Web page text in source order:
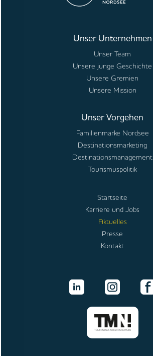
Unser Unternehmen
Unser Team
Unsere junge Geschichte
Unsere Gremien
Unsere Mission
Unser Vorgehen
Familienmarke Nordsee
Destinationsmarketing
Destinationsmanagement
Tourismuspolitik
Startseite
Karriere und Jobs
Aktuelles
Presse
Kontakt